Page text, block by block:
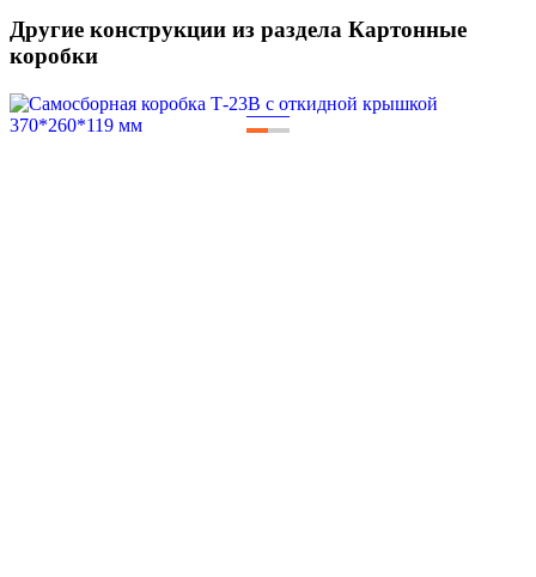
Другие конструкции из раздела Картонные
коробки
——